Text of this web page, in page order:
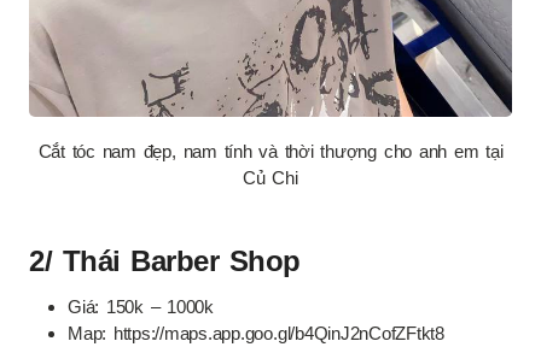
Cắt tóc nam đẹp, nam tính và thời thượng cho anh em tại
Củ Chi
2/ Thái Barber Shop
Giá: 150k – 1000k
Map: https://maps.app.goo.gl/b4QinJ2nCofZFtkt8